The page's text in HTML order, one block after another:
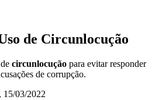
de Circunlocução
circunlocução para evitar responder
de corrupção.
15/03/2022